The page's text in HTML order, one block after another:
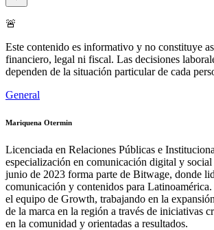
🚨
Este contenido es informativo y no constituye
financiero, legal ni fiscal. Las decisiones
dependen de la situación particular de cada
General
Mariquena Otermin
Licenciada en Relaciones Públicas e
especialización en comunicación digital y
junio de 2023 forma parte de Bitwage, donde
comunicación y contenidos para
el equipo de Growth, trabajando en la
de la marca en la región a través de iniciativas
en la comunidad y orientadas a resultados.